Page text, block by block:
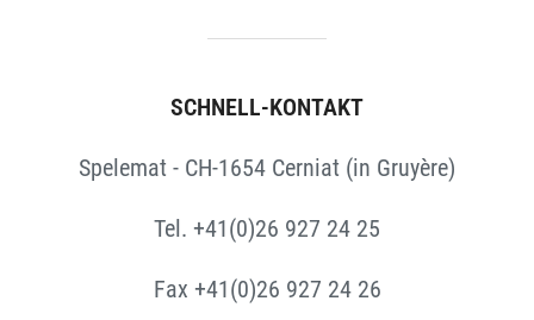
SCHNELL-KONTAKT
Spelemat - CH-1654 Cerniat (in Gruyère)
Tel. +41(0)26 927 24 25
Fax +41(0)26 927 24 26